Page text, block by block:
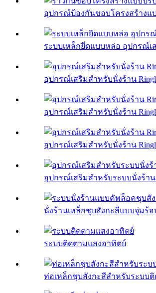
อุปกรณ์ป้องกันขอบโครงสร้างแ
ระบบเหล็กยึดแบบหล่อ อุปกรณ์เ
อุปกรณ์เสริมสำหรับนั่งร้าน
อุปกรณ์เสริมสำหรับนั่งร้าน
อุปกรณ์เสริมสำหรับนั่งร้าน
อุปกรณ์เสริมสำหรับระบบนั่งร้าน
นั่งร้านเหล็กชุบสังกะสีแบบจุ่มร้อ
ระบบติดตามแสงอาทิตย์
ท่อเหล็กชุบสังกะสีสำหรับระบบ